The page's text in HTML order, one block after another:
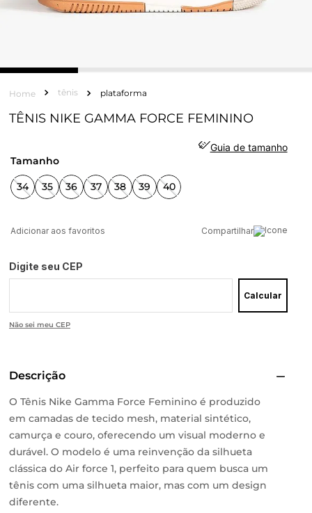
tênis plataforma
TÊNIS NIKE GAMMA FORCE FEMININO
Guia de tamanho
tamanho
34 35 36 37 38 39 40
Compartilhar
Digite seu CEP
Calcular
Não sei meu CEP
Descrição
O Tênis Nike Gamma Force Feminino é produzido
em camadas de tecido mesh, material sintético,
camurça e couro, oferecendo um visual moderno e
durável. O modelo é uma reinvenção da silhueta
clássica do Air force 1, perfeito para quem busca um
tênis com uma silhueta maior, mas com um design
diferente.